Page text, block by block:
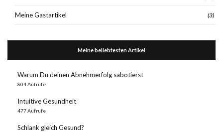
Meine Gastartikel (3)
Meine beliebtesten Artikel
Warum Du deinen Abnehmerfolg sabotierst
804 Aufrufe
Intuitive Gesundheit
477 Aufrufe
Schlank gleich Gesund?